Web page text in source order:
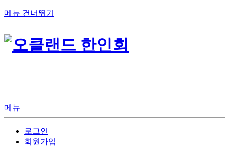
메뉴 건너뛰기
메뉴
로그인
회원가입